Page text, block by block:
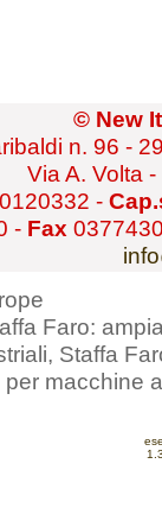
© New
n. 96 -
Via A. Volta
-
- Fax
Faro:
Staffa
macchine